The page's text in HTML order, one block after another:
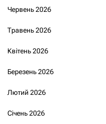
Червень 2026
Травень 2026
Квітень 2026
Березень 2026
Лютий 2026
Січень 2026